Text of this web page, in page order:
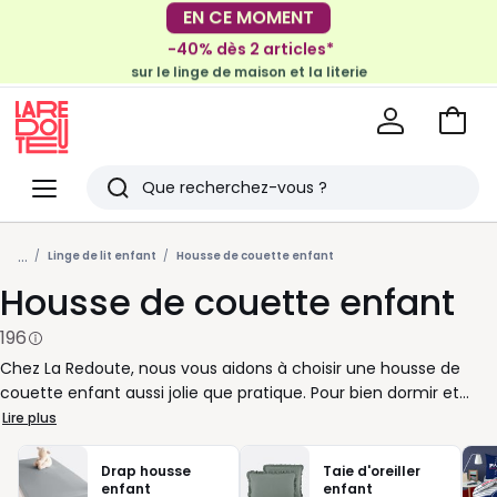
EN CE MOMENT
-30€ tous les 100€*
sur le meuble & la déco
-40% dès 2 articles*
sur le linge de maison et la literie
Menu
Redoute
Rechercher
Derniers
articles
vus
Voir
... Linge de lit enfant Housse de couette enfant
Housse de couette enfant
196
Chez La Redoute, nous vous aidons à choisir une housse de
couette enfant aussi jolie que pratique. Pour bien dormir et
simplifier le quotidien, misez sur une matière douce et facile à
vivre: coton, percale ou gaze de coton selon la saison et les
préférences de votre enfant. Côté dimensions, vérifiez la taille
de la couette pour éviter qu’elle ne glisse pendant la nuit. Une
Lire plus
Drap housse
enfant
Taie d'oreiller
enfant